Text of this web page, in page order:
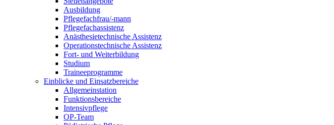
Ausbildung
Pflegefachfrau/-mann
Pflegefachassistenz
Anästhesietechnische Assistenz
Operationstechnische Assistenz
Fort- und Weiterbildung
Studium
Traineeprogramme
Einblicke und Einsatzbereiche
Allgemeinstation
Funktionsbereiche
Intensivpflege
OP-Team